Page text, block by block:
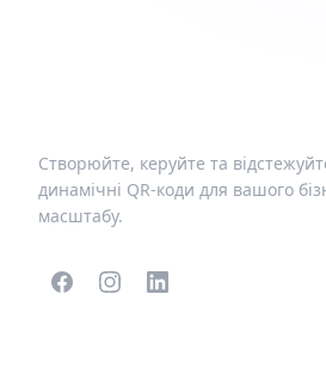
Створюйте, керуйте та
динамічні QR-коди для вашого
масштабу.